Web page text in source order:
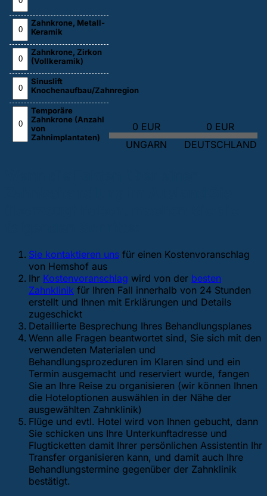
Zahnkrone, Metall-
Keramik
Zahnkrone, Zirkon
(Vollkeramik)
Sinuslift
Knochenaufbau/Zahnregion
Temporäre
Zahnkrone (Anzahl
von
Zahnimplantaten)
0 EUR
UNGARN
0 EUR
DEUTSCHLAND
Sie kontaktieren uns für einen Kostenvoranschlag
von Hemshof aus
Ihr Kostenvoranschlag wird von der besten
Zahnklinik für Ihren Fall innerhalb von 24 Stunden
erstellt und Ihnen mit Erklärungen und Details
zugeschickt
Detaillierte Besprechung Ihres Behandlungsplanes
Wenn alle Fragen beantwortet sind, Sie sich mit den
verwendeten Materialen und
Behandlungsprozeduren im Klaren sind und ein
Termin ausgemacht und reserviert wurde, fangen
Sie an Ihre Reise zu organisieren (wir können Ihnen
die Hoteloptionen auswählen in der Nähe der
ausgewählten Zahnklinik)
Flüge und evtl. Hotel wird von Ihnen gebucht, dann
Sie schicken uns Ihre Unterkunftadresse und
Flugticketten damit Ihrer persönlichen Assistentin Ihr
Transfer organisieren kann, und damit auch Ihre
Behandlungstermine gegenüber der Zahnklinik
bestätigt.